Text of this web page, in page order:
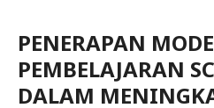
PENERAPAN
PEMBELAJARAN
DALAM